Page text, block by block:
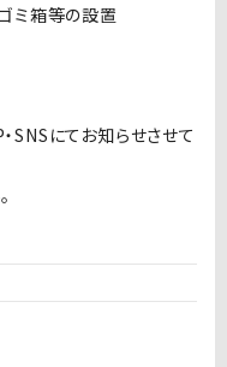
ミ箱等の設置
SNSにてお知らせさせて